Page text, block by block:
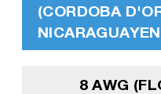
(CORDOBA
8 AWG